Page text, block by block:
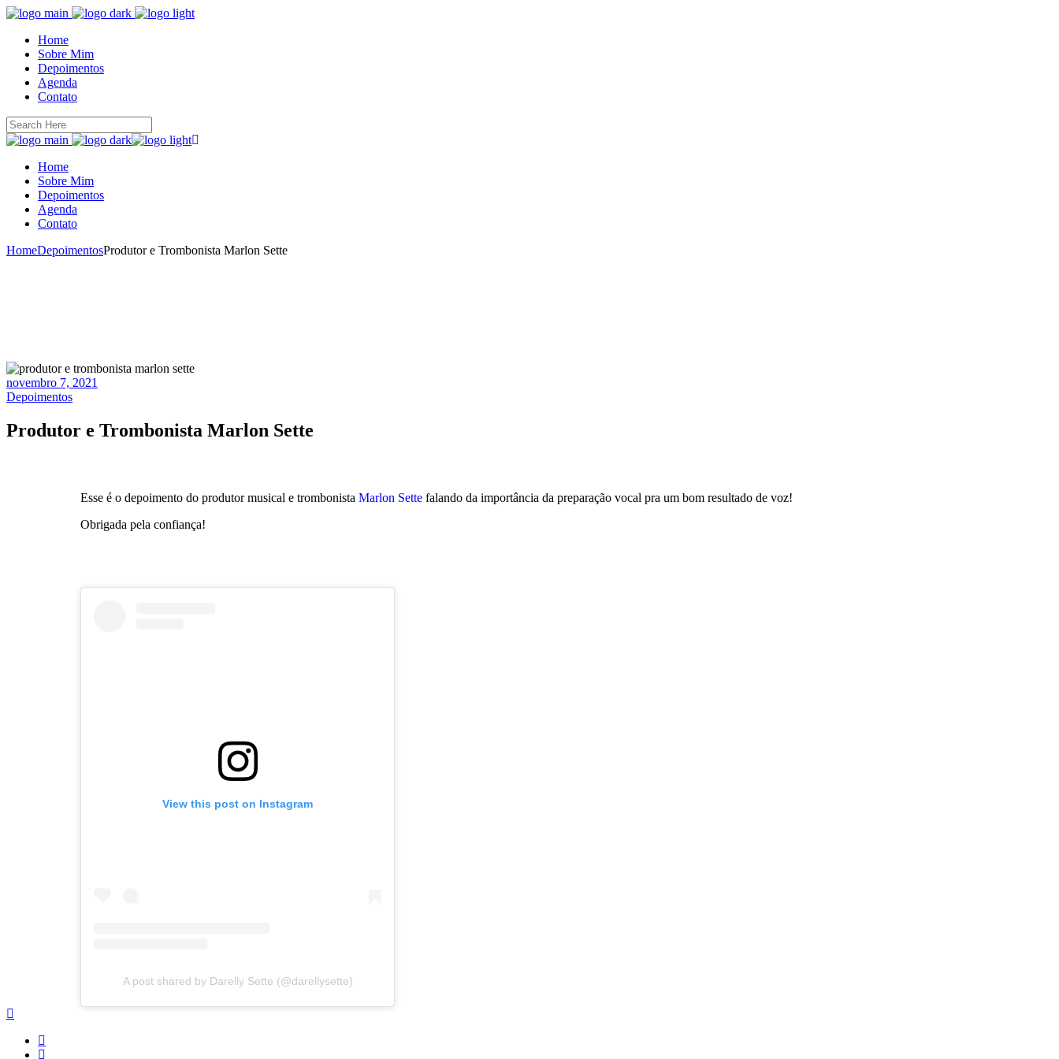
Home
Sobre Mim
Depoimentos
Agenda
Contato
Home
Sobre Mim
Depoimentos
Agenda
Contato
HomeDepoimentosProdutor e Trombonista Marlon Sette
novembro 7, 2021
Depoimentos
Produtor e Trombonista Marlon Sette
Esse é o depoimento do produtor musical e trombonista Marlon Sette falando da importância da preparação vocal pra um bom resultado de voz!
Obrigada pela confiança!
View this post on Instagram
A post shared by Darelly Sette (@darellysette)